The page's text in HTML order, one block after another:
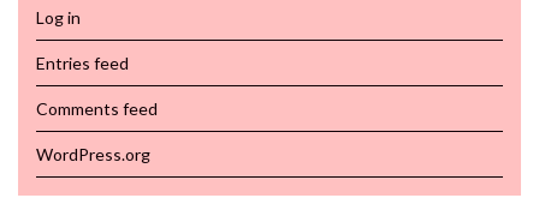
Log in
Entries feed
Comments feed
WordPress.org